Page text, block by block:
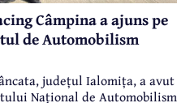
Câmpina a ajuns pe
de Automobilism
județul Ialomița, a avut
Național de Automobilism